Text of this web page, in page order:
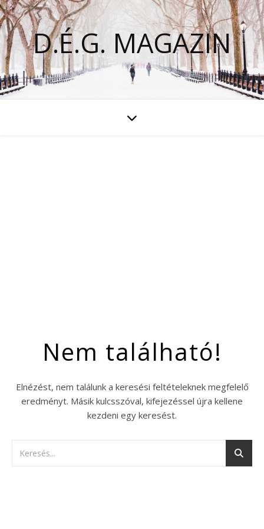
D.É.G. MAGAZIN
Nem található!
Elnézést, nem találunk a keresési feltételeknek megfelelő
eredményt. Másik kulcsszóval, kifejezéssel újra kellene
kezdeni egy keresést.